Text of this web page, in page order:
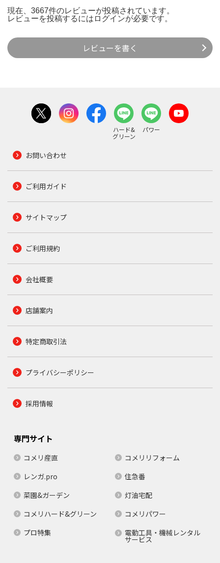
現在、3667件のレビューが投稿されています。
レビューを投稿するには ログインが必要です。
レビューを書く
ハード&
グリーン
パワー
お問い合わせ
ご利用ガイド
サイトマップ
ご利用規約
会社概要
店舗案内
特定商取引法
プライバシーポリシー
採用情報
専門サイト
コメリ産直
コメリリフォーム
レンガ.pro
住急番
菜園&ガーデン
灯油宅配
コメリハード&グリーン
コメリパワー
プロ特集
電動工具・機械レンタル
サービス